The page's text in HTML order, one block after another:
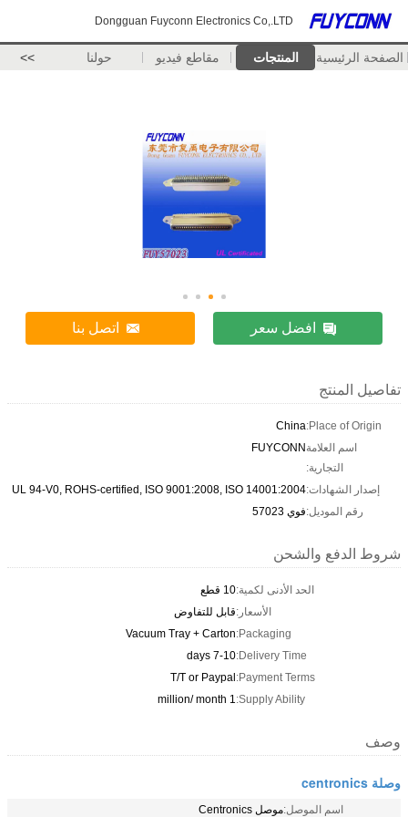
Dongguan Fuyconn Electronics Co,.LTD
الصفحة الرئيسية المنتجات مقاطع فيديو حولنا >>
افضل سعر اتصل بنا
تفاصيل المنتج
Place of Origin:
China
اسم العلامة
التجارية:
FUYCONN
إصدار الشهادات:UL 94-V0, ROHS-certified, ISO 9001:2008, ISO 14001:2004
رقم الموديل:فوي 57023
شروط الدفع والشحن
الحد الأدنى لكمية:10 قطع
الأسعار:قابل للتفاوض
Packaging:
Vacuum Tray + Carton
Delivery Time:
7-10 days
Payment Terms:
T/T or Paypal
Supply Ability:
1 million/ month
وصف
وصلة centronics
اسم الموصل:موصل Centronics